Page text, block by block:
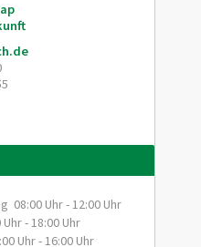
08:00 Uhr - 12:00 Uhr
- 18:00 Uhr
Uhr - 16:00 Uhr